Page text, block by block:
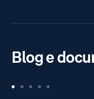
Blog e